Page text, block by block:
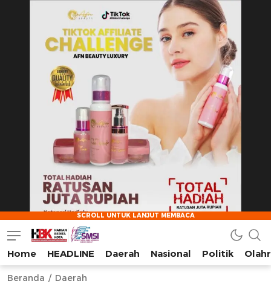
HarianBeritaKota
Mengabarkan Setiap Detil, Sudut, dan Cerita Kota
Home HEADLINE Daerah Nasional Politik
Beranda Daerah